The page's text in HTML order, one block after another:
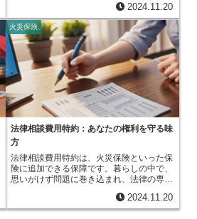
ています。また、個人で旅行を手配する人
も多くなっています。このような背景か
ら、レジャー保険の重要性はますます高ま
っています。旅行代理店はもちろんのこ
と、保険会社の窓口やインターネットを通
じて手軽に加入手続きができます。旅行の
計画段階で、検討してみることをお勧めし
ます。レジャー保険には様々なプランがあ
り、補償内容や金額はプランによって異な
ります。例えば、登山のような危険を伴う
活動をする場合は、遭難時の捜索費用や救
助費用が補償されるプランを選ぶと安心で
す。また、高額なカメラを持っていく場合
は、携行品に対する補償を手厚くするプラ
ンを選ぶと良いでしょう。自身の旅行スタ
イルやアクティビティの内容、携行品の金
額などを考慮し、最適なプランを選び、安
心して楽しい時間を過ごしましょう。
す。簡単に言うと、将来得られるはずだっ
た利益、つまり失われた利益の現在の価値
を計算する際に使われます。この計算方法
の最大の特徴は、複利計算という考え方を
用いる点です。複利計算とは、利息を元本
に組み込んで、次の期間の利息を計算する
方法です。たとえば、百万円を年五％で運
用するとします。一年後には五万円の利息
が発生し、元本と合わせて百五万円になり
ます。二年目は、この百五万円を元本とし
て利息計算を行うため、五万二千五百円の
利息が発生します。このように、雪だるま
式に利息が増えていくのが複利計算の特徴
です。ライプニッツ方式では、この複利計
算を使って、将来受け取るはずだったお金
を現在の価値に換算します。将来のお金
は、今すぐ受け取るお金よりも価値が低い
と考えられています。なぜなら、今お金が
あれば、それを運用して利益を生み出すこ
とができるからです。例えば、銀行預金や
2024.11.20
火災保険
法律相談費用特約：あなたの権利を守る味
方
法律相談費用特約は、火災保険といった保
険に追加できる保障です。暮らしの中で、
思いがけず問題に巻き込まれ、法律の専門
に、費用を負担してもらえるので安心で
す。例えば、自宅が火事になったとしま
2024.11.20